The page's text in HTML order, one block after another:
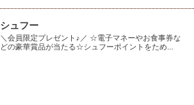
シュフー
＼会員限定プレゼント♪／ ☆電子マネーやお食事券な
どの豪華賞品が当たる☆シュフーポイントをため...